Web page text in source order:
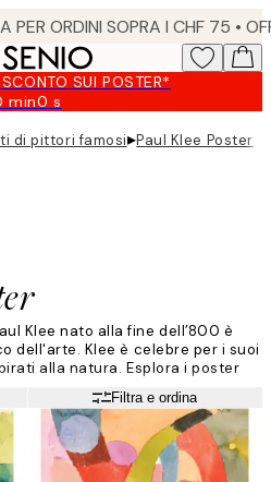
SUI POSTER*
min0 s
Valido
fino
a:
di pittori famosi▸Paul Klee Poster
Klee nato alla fine dell’800 è
dell'arte. Klee è celebre per i suoi
alla natura. Esplora i poster
Filtra e ordina